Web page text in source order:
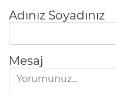
Adınız Soyadınız
Mesaj